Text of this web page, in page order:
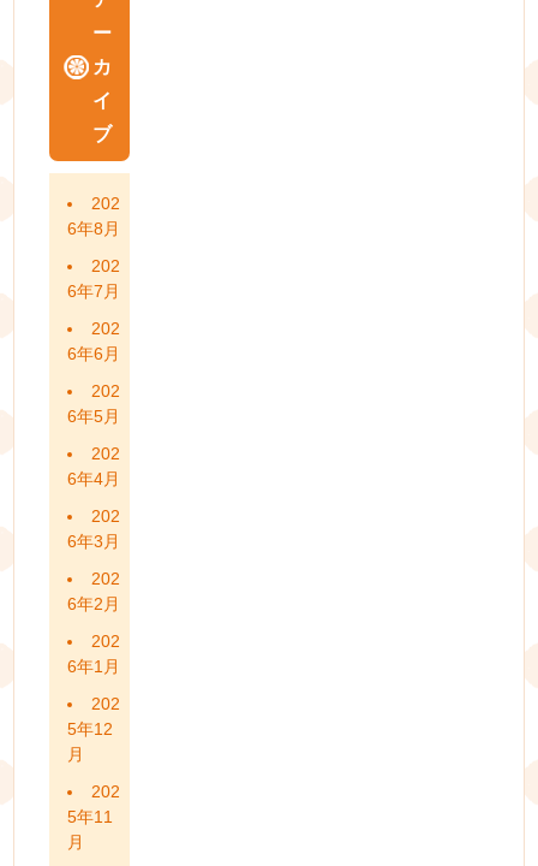
ー
カ
イ
ブ
202
6年8月
202
6年7月
202
6年6月
202
6年5月
202
6年4月
202
6年3月
202
6年2月
202
6年1月
202
5年12
月
202
5年11
月